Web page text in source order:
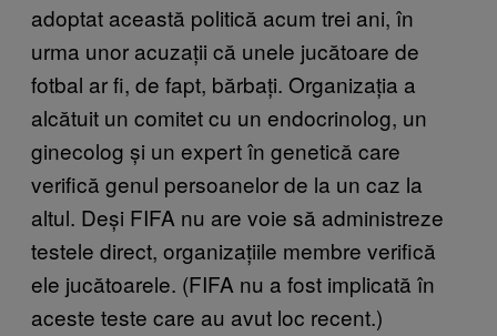
adoptat această politică acum trei ani, în
urma unor acuzații că unele jucătoare de
fotbal ar fi, de fapt, bărbați. Organizația a
alcătuit un comitet cu un endocrinolog, un
ginecolog și un expert în genetică care
verifică genul persoanelor de la un caz la
altul. Deși FIFA nu are voie să administreze
testele direct, organizațiile membre verifică
ele jucătoarele. (FIFA nu a fost implicată în
aceste teste care au avut loc recent.)